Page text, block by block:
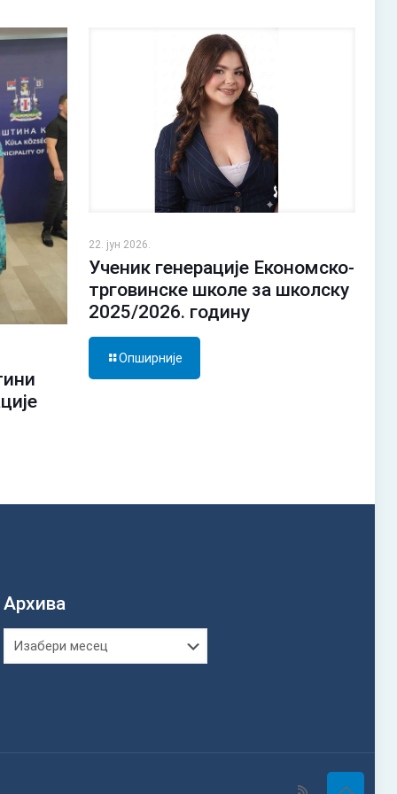
22. јун 2026.
Ученик генерације Економско-
трговинске школе за школску
2025/2026. годину
Опширније
Архива
Архива